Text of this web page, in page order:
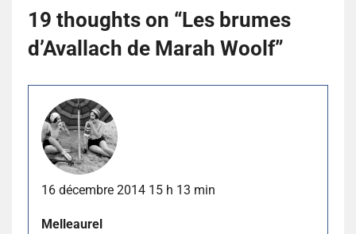
19 thoughts on “Les brumes
d’Avallach de Marah Woolf”
16 décembre 2014 15 h 13 min
Melleaurel